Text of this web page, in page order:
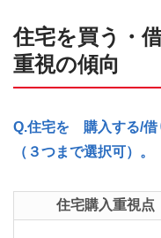
住宅を買う・
重視の傾向
Q.住宅を 購入する/
（３つまで選択可）。
住宅購入重視点